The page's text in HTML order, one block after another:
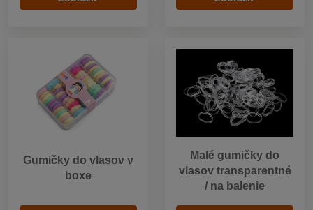
Gumičky do vlasov v
boxe
Malé gumičky do
vlasov transparentné
/ na balenie